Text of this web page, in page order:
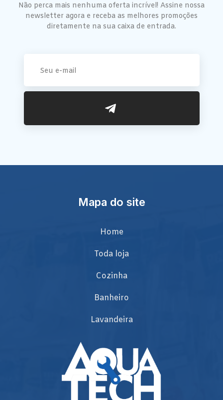
Não perca mais nenhuma oferta incrível! Assine nossa
newsletter agora e receba as melhores promoções
diretamente na sua caixa de entrada.
Mapa do site
Home
Toda loja
Cozinha
Banheiro
Lavandeira